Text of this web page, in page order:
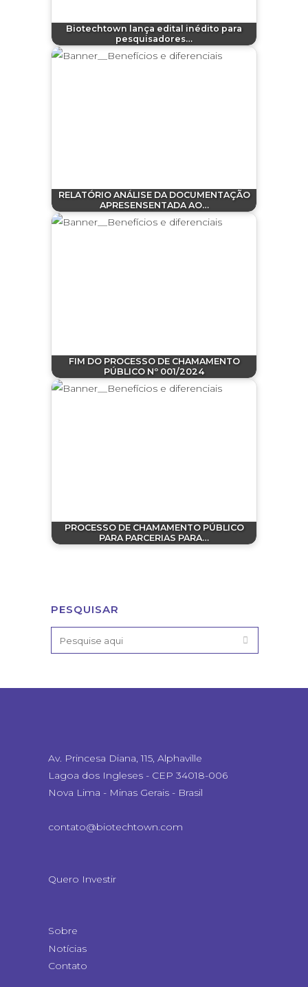
Biotechtown lança edital inédito para
pesquisadores…
RELATÓRIO ANÁLISE DA DOCUMENTAÇÃO
APRESENSENTADA AO…
FIM DO PROCESSO DE CHAMAMENTO
PÚBLICO Nº 001/2024
PROCESSO DE CHAMAMENTO PÚBLICO
PARA PARCERIAS PARA…
PESQUISAR
Av. Princesa Diana, 115, Alphaville
Lagoa dos Ingleses - CEP 34018-006
Nova Lima - Minas Gerais - Brasil
contato@biotechtown.com
Quero Investir
Sobre
Notícias
Contato